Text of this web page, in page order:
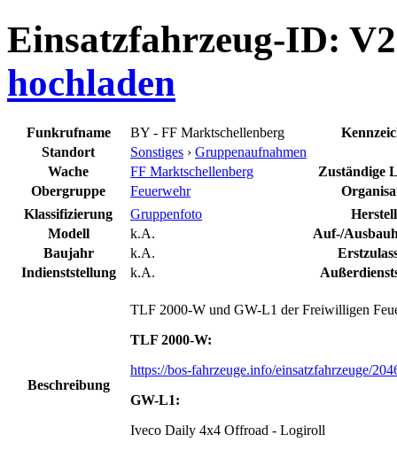
Einsatzfahrzeug-ID:
hochladen
Funkrufname BY - FF Marktschellenberg
Standort
Sonstiges › Gruppenaufnahmen
Wache
FF Marktschellenberg
Zuständige
Obergruppe
Feuerwehr
Klassifizierung
Gruppenfoto
Modell
k.A.
Auf-/
Baujahr
k.A.
Indienststellung
k.A.
Beschreibung
TLF 2000-W und GW-L1 der Freiwilligen
TLF 2000-W:
https://bos-fahrzeuge.info/einsatzfahrzeuge/
GW-L1:
Iveco Daily 4x4 Offroad - Logiroll